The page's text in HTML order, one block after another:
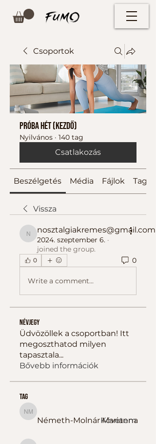
Csoportok
Próba hét (kezdő)
Nyilvános · 140 tag
Csatlakozás
Beszélgetés Média Fájlok Tagok
Vissza
nosztalgiakremes@gmail.com
nosztalgiakremes@gmail.com
2024. szeptember 6. ·
joined the group.
0 0
Write a comment...
Névjegy
Üdvözöllek a csoportban! Itt
megoszthatod milyen
tapasztala...
Bővebb információk
tag
Németh-Molnár Marianna
Németh-Molnár Marianna
Követem